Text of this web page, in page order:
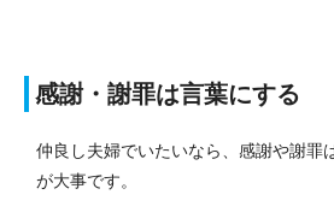
感謝・謝罪は言葉にする
仲良し夫婦でいたいなら、感謝や謝罪
が大事です。